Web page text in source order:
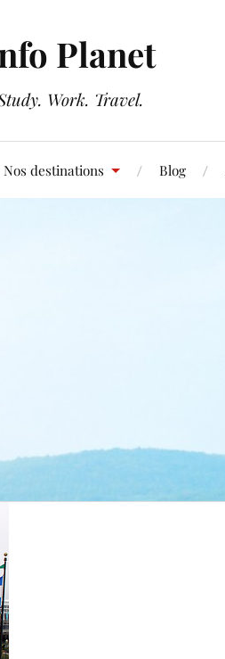
Planet
Work. Travel.
Nos destinations Blog